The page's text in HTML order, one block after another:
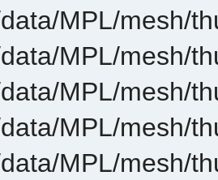
MPL/mesh/
MPL/mesh/
MPL/mesh/
MPL/mesh/
MPL/mesh/